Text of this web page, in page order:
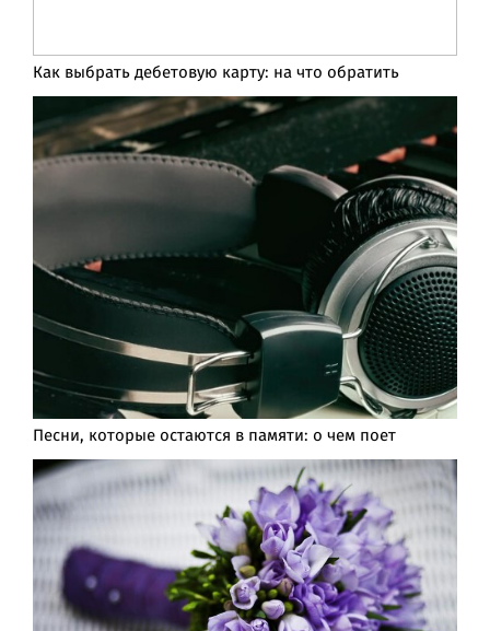
Как выбрать дебетовую карту: на что обратить
Песни, которые остаются в памяти: о чем поет